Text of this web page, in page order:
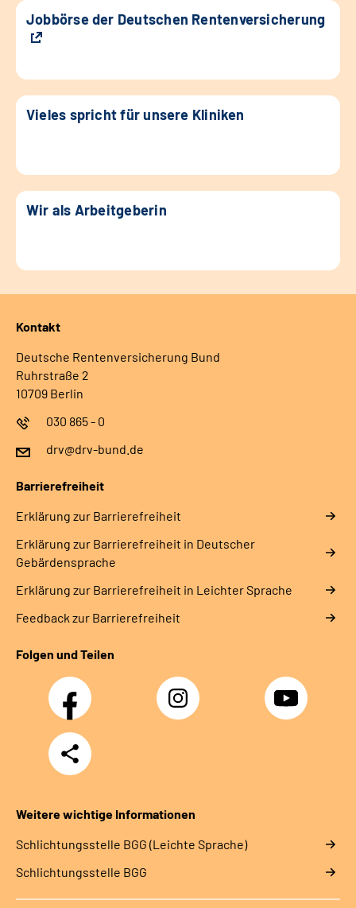
Jobbörse der Deutschen Rentenversicherung
Vieles spricht für unsere Kliniken
Wir als Arbeitgeberin
Kontakt
Deutsche Rentenversicherung Bund
Ruhrstraße 2
10709 Berlin
030 865 - 0
drv@drv-bund.de
Barrierefreiheit
Erklärung zur Barrierefreiheit
Erklärung zur Barrierefreiheit in Deutscher
Gebärdensprache
Erklärung zur Barrierefreiheit in Leichter Sprache
Feedback zur Barrierefreiheit
Folgen und Teilen
Facebook Instagram YouTube
Teilen
Weitere wichtige Informationen
Schlich­tungs­stel­le BGG (Leichte Sprache)
Schlich­tungs­stel­le BGG